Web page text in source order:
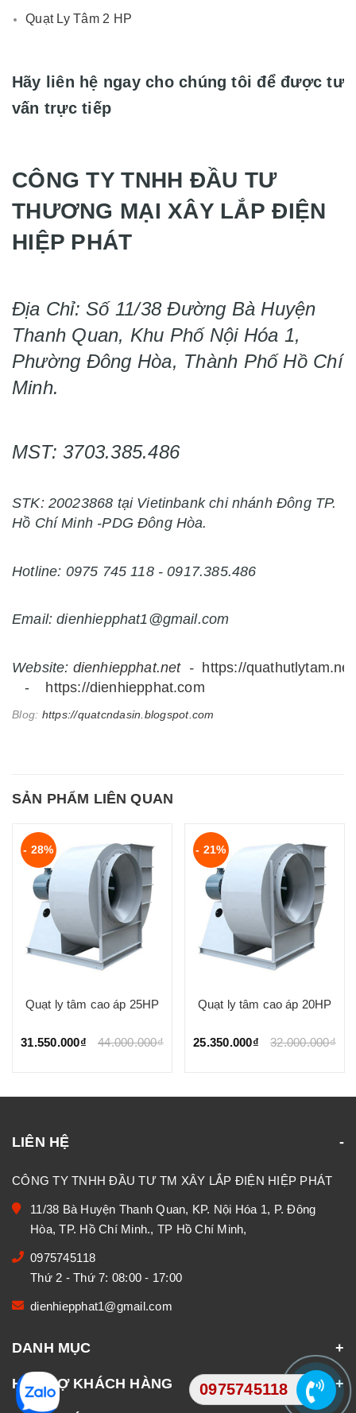
Quạt Ly Tâm 2 HP
Hãy liên hệ ngay cho chúng tôi để được tư
vấn trực tiếp
CÔNG TY TNHH ĐẦU TƯ
THƯƠNG MẠI XÂY LẮP ĐIỆN
HIỆP PHÁT
Địa Chỉ: Số 11/38 Đường Bà Huyện
Thanh Quan, Khu Phố Nội Hóa 1,
Phường Đông Hòa, Thành Phố Hồ Chí
Minh.
MST: 3703.385.486
STK: 20023868 tại Vietinbank chi nhánh Đông TP.
Hồ Chí Minh -PDG Đông Hòa.
Hotline: 0975 745 118 - 0917.385.486
Email: dienhiepphat1@gmail.com
Website: dienhiepphat.net - https://quathutlytam.net
- https://dienhiepphat.com
Blog: https://quatcndasin.blogspot.com
SẢN PHẨM LIÊN QUAN
- 28%
Quạt ly tâm cao áp 25HP
31.550.000₫ 44.000.000₫
- 21%
Quạt ly tâm cao áp 20HP
25.350.000₫ 32.000.000₫
LIÊN HỆ
CÔNG TY TNHH ĐẦU TƯ TM XÂY LẮP ĐIỆN HIỆP PHÁT
11/38 Bà Huyện Thanh Quan, KP. Nội Hóa 1, P. Đông
Hòa, TP. Hồ Chí Minh., TP Hồ Chí Minh,
0975745118
Thứ 2 - Thứ 7: 08:00 - 17:00
dienhiepphat1@gmail.com
DANH MỤC
HỖ TRỢ KHÁCH HÀNG 0975745118